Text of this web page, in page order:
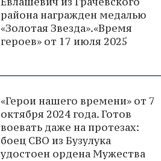
района награжден медалью
«Золотая Звезда».«Время
героев» от 17 июля 2025
«Герои нашего времени» от 7
октября 2024 года. Готов
воевать даже на протезах:
боец СВО из Бузулука
удостоен ордена Мужества